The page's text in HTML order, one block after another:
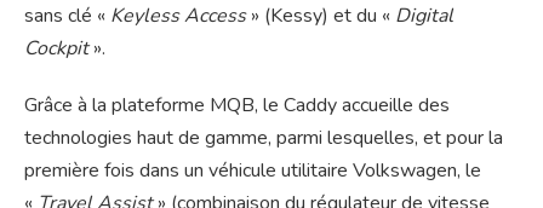
sans clé « Keyless Access» (Kessy) et du « Digital
Cockpit».
Grâce à la plateforme MQB, le Caddy accueille des
technologies haut de gamme, parmi lesquelles, et pour la
première fois dans un véhicule utilitaire Volkswagen, le